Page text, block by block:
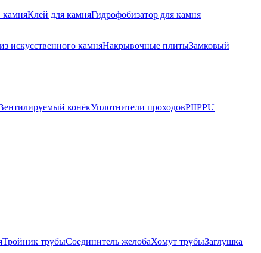
камняКлей для камняГидрофобизатор для камня
искусственного камняНакрывочные плитыЗамковый
конёкУплотнители проходовPIIPPU
Тройник трубыСоединитель желобаХомут трубыЗаглушка